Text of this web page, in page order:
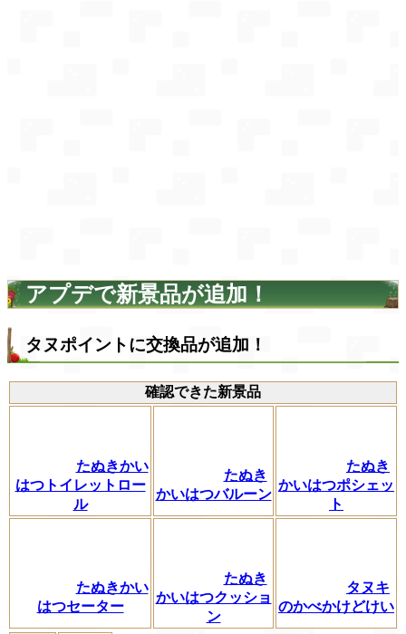
アプデで新景品が追加！
タヌポイントに交換品が追加！
確認できた新景品
たぬきかい
はつトイレットロー
ル
たぬき
かいはつバルーン
たぬき
かいはつポシェッ
ト
たぬきかい
はつセーター
たぬき
かいはつクッショ
ン
タヌキ
のかべかけどけい